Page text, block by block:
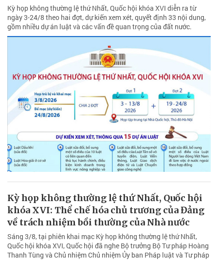
Kỳ họp không thường lệ thứ Nhất, Quốc hội khóa XVI diễn ra từ
ngày 3-24/8 theo hai đợt, dự kiến xem xét, quyết định 33 nội dung,
gồm nhiều dự án luật và các vấn đề quan trọng của đất nước.
Kỳ họp không thường lệ thứ Nhất, Quốc hội
khóa XVI: Thể chế hóa chủ trương của Đảng
về trách nhiệm bồi thường của Nhà nước
Sáng 3/8, tại phiên khai mạc Kỳ họp không thường lệ thứ Nhất,
Quốc hội khóa XVI, Quốc hội đã nghe Bộ trưởng Bộ Tư pháp Hoàng
Thanh Tùng và Chủ nhiệm Chủ nhiệm Ủy ban Pháp luật và Tư pháp